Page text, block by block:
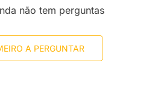
não tem perguntas
A PERGUNTAR